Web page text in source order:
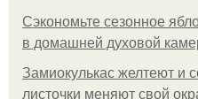
Сэкономьте сезонное
в домашней духовой
Замиокулькас желтеют и
листочки меняют свой